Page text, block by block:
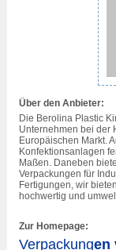
Über den Anbieter:
Die Berolina Plastic
Unternehmen bei der
Europäischen Markt.
Konfektionsanlagen
Maßen. Daneben
Verpackungen für
Fertigungen, wir
hochwertig und
Zur Homepage:
Verpackungen